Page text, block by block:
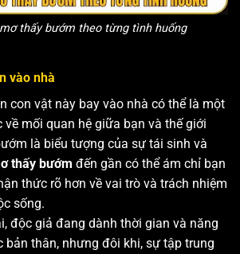
thấy bướm theo từng tình huống
vào nhà
con vật này bay vào nhà có thể là một
về mối quan hệ giữa bạn và thế giới
là biểu tượng của sự tái sinh và
thấy bướm đến gần có thể ám chỉ bạn
thức rõ hơn về vai trò và trách nhiệm
sống.
độc giả đang dành thời gian và năng
bản thân, nhưng đôi khi, sự tập trung